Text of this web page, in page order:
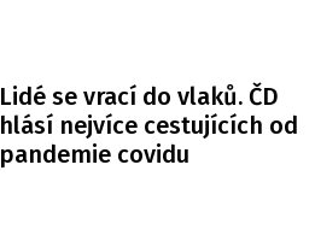
Lidé se vrací do vlaků. ČD
hlásí nejvíce cestujících od
pandemie covidu